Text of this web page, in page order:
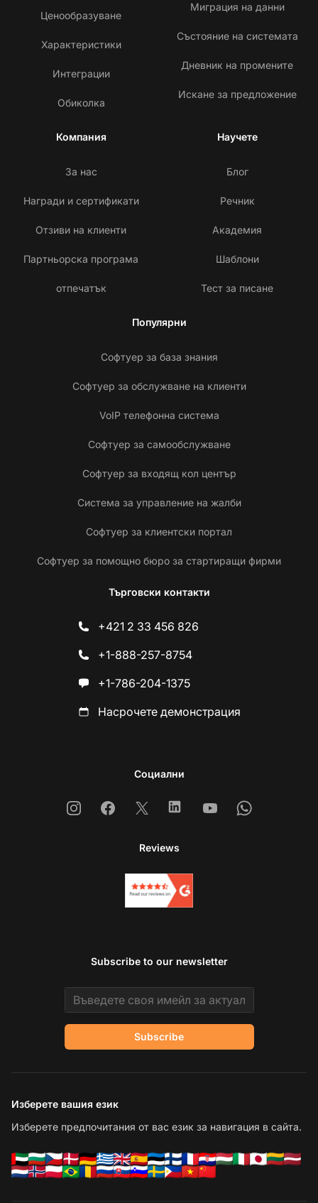
Ценообразуване
Характеристики
Интеграции
Обиколка
Миграция на данни
Състояние на системата
Дневник на промените
Искане за предложение
Компания
За нас
Награди и сертификати
Отзиви на клиенти
Партньорска програма
отпечатък
Научете
Блог
Речник
Академия
Шаблони
Тест за писане
Популярни
Софтуер за база знания
Софтуер за обслужване на клиенти
VoIP телефонна система
Софтуер за самообслужване
Софтуер за входящ кол център
Система за управление на жалби
Софтуер за клиентски портал
Софтуер за помощно бюро за стартиращи фирми
Търговски контакти
+421 2 33 456 826
+1-888-257-8754
+1-786-204-1375
Насрочете демонстрация
Социални
InstagramFacebook
X LinkedinYoutubeWhatsapp
Reviews
Subscribe to our newsletter
Email address
Subscribe
Изберете вашия език
Изберете предпочитания от вас език за навигация в сайта.